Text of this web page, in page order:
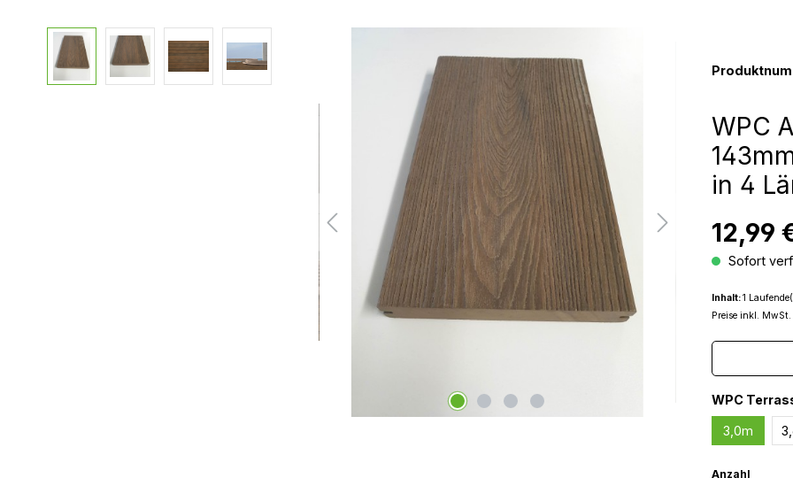
WPC
in 4
12,99
Sofort
Inhalt:1
Preise inkl.
WPC
3,0m
Anzahl